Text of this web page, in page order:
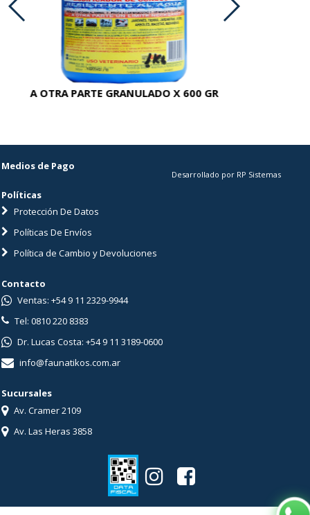
A OTRA PARTE GRANULADO X 600 GR
Medios de Pago
Políticas
Protección De Datos
Políticas De Envíos
Política de Cambio y Devoluciones
Desarrollado por RP Sistemas
Contacto
Ventas: +54 9 11 2329-9944
Tel: 0810 220 8383
Dr. Lucas Costa: +54 9 11 3189-0600
info@faunatikos.com.ar
Sucursales
Av. Cramer 2109
Av. Las Heras 3858